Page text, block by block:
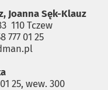
Joanna Sęk-Klauz
110 Tczew
777 01 25
25, wew. 300